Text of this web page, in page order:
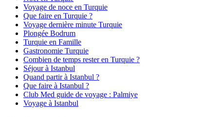
Voyage de noce en Turquie
Que faire en Turquie ?
Voyage dernière minute Turquie
Plongée Bodrum
Turquie en Famille
Gastronomie Turquie
Combien de temps rester en Turquie ?
Séjour à Istanbul
Quand partir à Istanbul ?
Que faire à Istanbul ?
Club Med guide de voyage : Palmiye
Voyage à Istanbul